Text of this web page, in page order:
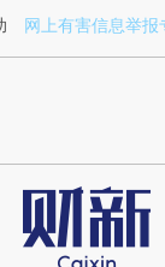
网上有害信息举报